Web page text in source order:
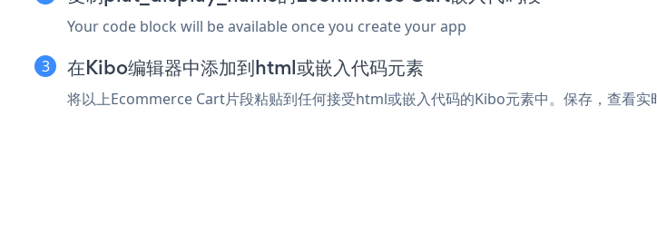
Your code block will be available once you create your app
在Kibo编辑器中添加到html或嵌入代码元素
将以上Ecommerce Cart片段粘贴到任何接受html或嵌入代码的Kibo元素中。保存，查看实